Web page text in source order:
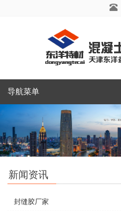
导航菜单
新闻资讯
封缝胶厂家